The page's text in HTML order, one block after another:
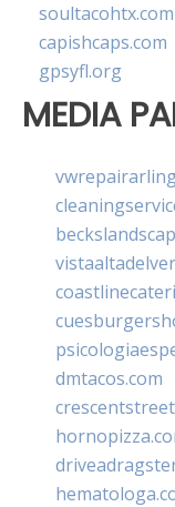
soultacohtx.com
capishcaps.com
gpsyfl.org
MEDIA
dmtacos.com